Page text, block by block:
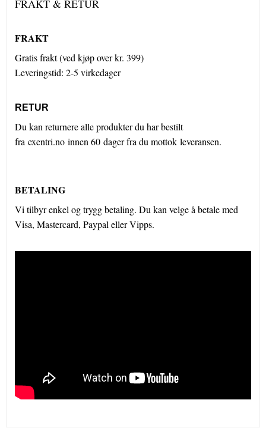
FRAKT & RETUR
FRAKT
Gratis frakt (ved kjøp over kr. 399)
Leveringstid: 2-5 virkedager
RETUR
Du kan returnere alle produkter du har bestilt
fra exentri.no innen 60 dager fra du mottok leveransen.
BETALING
Vi tilbyr enkel og trygg betaling. Du kan velge å betale med
Visa, Mastercard, Paypal eller Vipps.